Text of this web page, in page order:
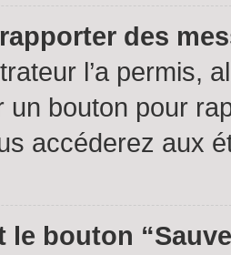
des
l’a permis,
un bouton pour
accéderez aux
le bouton